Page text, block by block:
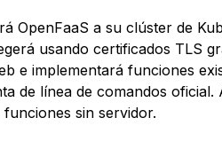
OpenFaaS a su clúster de
usando certificados TLS
e implementará funciones
de línea de comandos oficial.
sin servidor.